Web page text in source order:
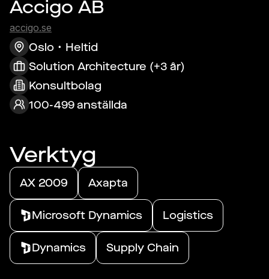
Accigo AB
accigo.se
Oslo
Heltid
Solution Architecture (+3 år)
Konsultbolag
100-499 anställda
Verktyg
AX 2009 Axapta
Microsoft Dynamics Logistics
Dynamics Supply Chain